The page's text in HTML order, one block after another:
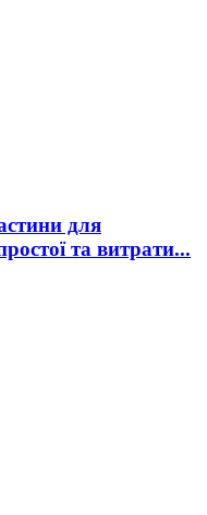
для
та витрати...